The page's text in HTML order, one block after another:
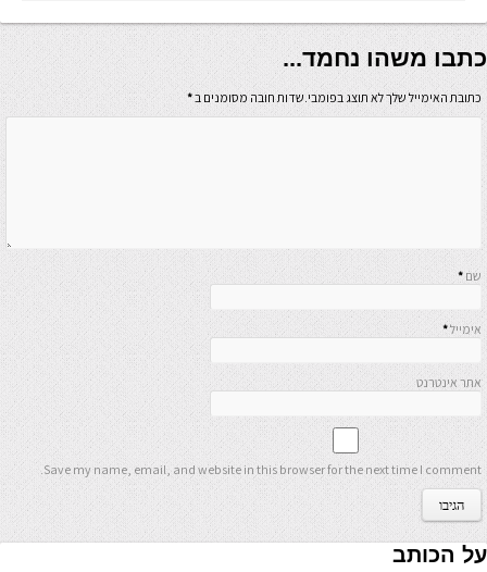
כתבו משהו נחמד...
כתובת האימייל שלך לא תוצג בפומבי.שדות חובה מסומנים ב*
שם *
אימייל*
אתר אינטרנט
Save my name, email, and website in this browser for the next time I comment.
על הכותב